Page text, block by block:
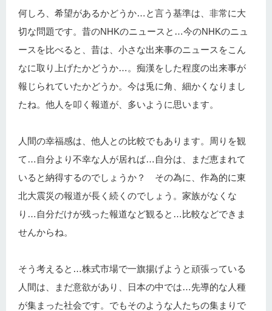
何しろ、希望があるかどうか…と言う基準は、非常に大
切な問題です。昔のNHKのニュースと…今のNHKのニュ
ースを比べると、昔は、小さな出来事のニュースをこん
なに取り上げたかどうか…。痴漢をした程度の出来事が
報じられていたかどうか。今は兎に角、細かくなりまし
たね。他人を叩く報道が、多いように思います。
人間の幸福感は、他人との比較でもあります。周りを観
て…自分より不幸な人が居れば…自分は、まだ恵まれて
いると納得するのでしょうか？ その為に、作為的に東
北大震災の報道が長く続くのでしょう。家族がなくな
り…自分だけが残った報道など観ると…比較などできま
せんからね。
そう考えると…株式市場で一旗揚げようと頑張っている
人間は、まだ意欲があり、日本の中では…先導的な人種
が集まった社会です。でもそのような人たちの集まりで